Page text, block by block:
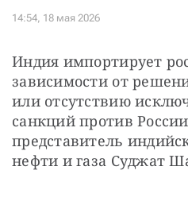
Индия импортирует
зависимости от
или отсутствию
санкций против
представитель
нефти и газа Суджат